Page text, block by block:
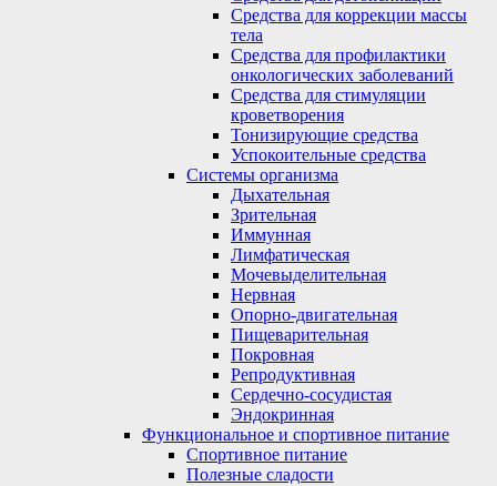
Средства для коррекции массы
тела
Средства для профилактики
онкологических заболеваний
Средства для стимуляции
кроветворения
Тонизирующие средства
Успокоительные средства
Системы организма
Дыхательная
Зрительная
Иммунная
Лимфатическая
Мочевыделительная
Нервная
Опорно-двигательная
Пищеварительная
Покровная
Репродуктивная
Сердечно-сосудистая
Эндокринная
Функциональное и спортивное питание
Спортивное питание
Полезные сладости